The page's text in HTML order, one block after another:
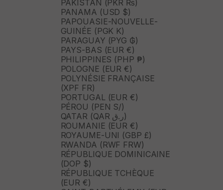
PAKISTAN (PKR ₨)
PANAMA (USD $)
PAPOUASIE-NOUVELLE-
GUINÉE (PGK K)
PARAGUAY (PYG ₲)
PAYS-BAS (EUR €)
PHILIPPINES (PHP ₱)
POLOGNE (EUR €)
POLYNÉSIE FRANÇAISE
(XPF FR)
PORTUGAL (EUR €)
PÉROU (PEN S/)
QATAR (QAR ر.ق)
ROUMANIE (EUR €)
ROYAUME-UNI (GBP £)
RWANDA (RWF FRW)
RÉPUBLIQUE DOMINICAINE
(DOP $)
RÉPUBLIQUE TCHÈQUE
(EUR €)